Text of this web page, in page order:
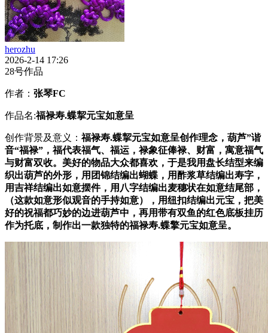
herozhu
2026-2-14 17:26
28号作品
作者： 张琴FC
作品名:福禄寿.蝶挈元宝如意呈
创作背景及意义：福禄寿.蝶挈元宝如意呈创作理念，葫芦”谐
音“福禄”，福代表福气、福运，禄象征俸禄、财富，寓意福气
与财富双收。美好的物品大众都喜欢，于是我用盘长结型来编
织出葫芦的外形，用团锦结编出蝴蝶，用酢浆草结编出寿字，
用吉祥结编出如意摆件，用八字结编出麦穗状在如意结尾部，
（这款如意形似观音的手持如意），用纽扣结编出元宝，把美
好的祝福都巧妙的边进葫芦中，再用带有双鱼的红色底板挂历
作为托底，制作出一款独特的福禄寿.蝶擎元宝如意呈。